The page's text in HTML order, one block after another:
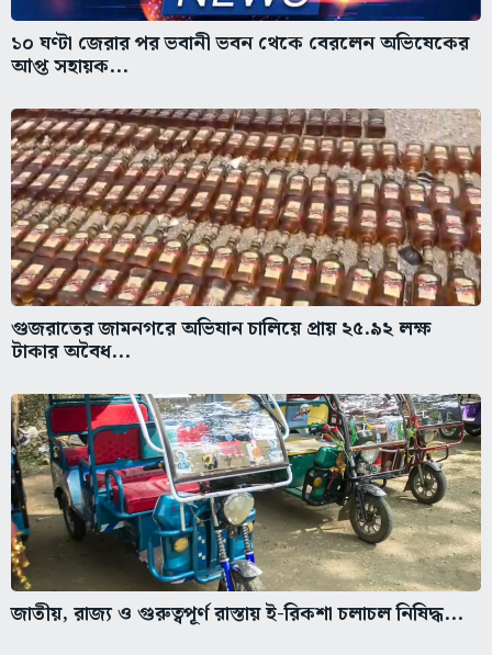
১০ ঘণ্টা জেরার পর ভবানী ভবন থেকে বেরলেন অভিষেকের
আপ্ত সহায়ক...
গুজরাতের জামনগরে অভিযান চালিয়ে প্রায় ২৫.৯২ লক্ষ
টাকার অবৈধ...
জাতীয়, রাজ্য ও গুরুত্বপূর্ণ রাস্তায় ই-রিকশা চলাচল নিষিদ্ধ...